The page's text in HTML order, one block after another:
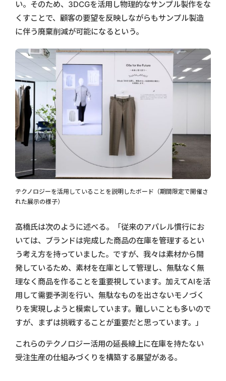
い。そのため、3DCGを活用し物理的なサンプル製作をな
くすことで、顧客の要望を反映しながらもサンプル製造
に伴う廃棄削減が可能になるという。
テクノロジーを活用していることを説明したボード（期間限定で開催さ
れた展示の様子）
高橋氏は次のように述べる。「従来のアパレル慣行にお
いては、ブランドは完成した商品の在庫を管理するとい
う考え方を持っていました。ですが、我々は素材から開
発しているため、素材を在庫として管理し、無駄なく無
理なく商品を作ることを重要視しています。加えてAIを活
用して需要予測を行い、無駄なものを出さないモノづく
りを実現しようと模索しています。難しいことも多いので
すが、まずは挑戦することが重要だと思っています。」
これらのテクノロジー活用の延長線上に在庫を持たない
受注生産の仕組みづくりを構築する展望がある。